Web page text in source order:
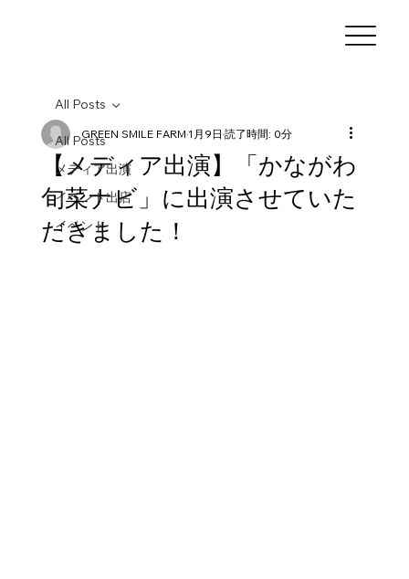
All Posts
メディア出演
イベント出店
イベント
All Posts
【メディア出演】「かながわ
旬菜ナビ」に出演させていた
だきました！
GREEN SMILE FARM1月9日 読了時間: 0分